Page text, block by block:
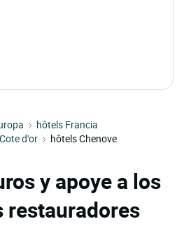
hôtels Francia
d'or hôtels Chenove
y apoye a los
restauradores